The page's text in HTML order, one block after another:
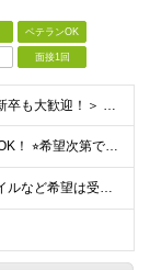
ベテランOK
面接1回
＜未経験・フリーター・第二新卒も大歓迎！＞ ※学歴不問 ★堅苦しい志望動機は必要なし！ ★コミュ力に自信がなくてもOK！ ★特別な資格や専門知識は必要ありません！ 【こんな想いをお持ちの方はぜひ
⭐︎週1日からゆっくり働くのもOK！ ⭐︎希望次第で収入UPも可能！ 当務（当直）／日給21,450円～24,700円 長夜勤／日給13,650円～15,275円 ※支給方法※ 15日締め、25日
≪通いやすさや働き方のスタイルなど希望は受け入れます！》 ★転居を伴う転勤なし ★直行直帰が基本 ★駅チカ・オープニング案件も多数 ・希望に応じて東京都内近郊、ほか神奈川・千葉・埼玉も含め、配属先を